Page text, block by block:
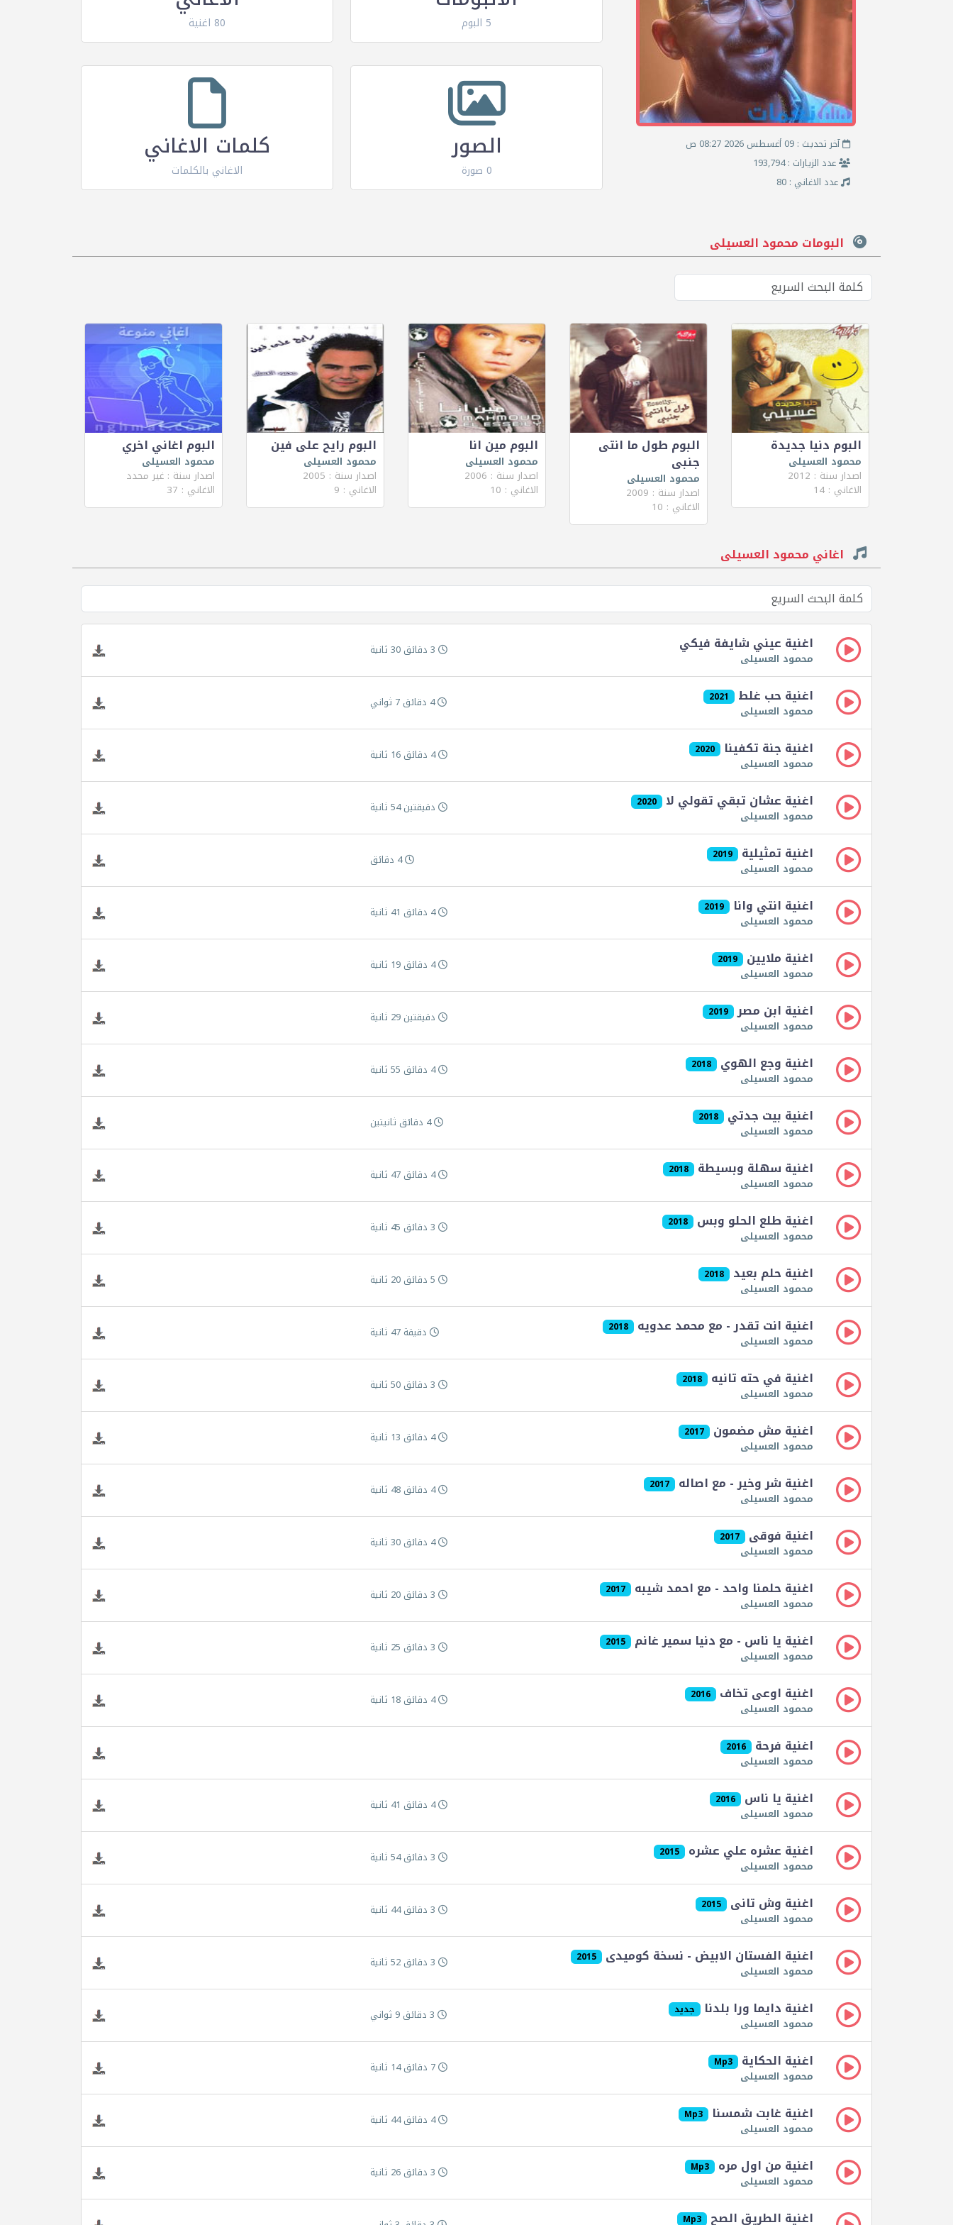
آخر تحديث : 09 أغسطس 2026 08:27 ص
عدد الزيارات : 193,794
عدد الاغاني : 80
5 البوم 80 اغنية
الصور
0 صورة
كلمات الاغاني
الاغاني بالكلمات
البومات محمود العسيلى
البوم دنيا جديدة
محمود العسيلى
اصدار سنة : 2012
الاغاني : 14
البوم طول ما انتى
جنبى
محمود العسيلى
اصدار سنة : 2009
الاغاني : 10
البوم مين انا
محمود العسيلى
اصدار سنة : 2006
الاغاني : 10
البوم رايح على فين
محمود العسيلى
اصدار سنة : 2005
الاغاني : 9
البوم اغاني اخري
محمود العسيلى
اصدار سنة : غير محدد
الاغاني : 37
اغاني محمود العسيلى
اغنية عيني شايفة فيكي
محمود العسيلى
اغنية حب غلط 2021
محمود العسيلى 4 دقائق 7 ثواني
اغنية جنة تكفينا 2020
محمود العسيلى 4 دقائق 16 ثانية
اغنية عشان تبقي تقولي لا 2020
محمود العسيلى دقيقتين 54 ثانية
اغنية تمثيلية 2019
محمود العسيلى 4 دقائق
اغنية انتي وانا 2019
محمود العسيلى 4 دقائق 41 ثانية
اغنية ملايين 2019
محمود العسيلى 4 دقائق 19 ثانية
اغنية ابن مصر 2019
محمود العسيلى دقيقتين 29 ثانية
اغنية وجع الهوي 2018
محمود العسيلى 4 دقائق 55 ثانية
اغنية بيت جدتي 2018
محمود العسيلى 4 دقائق ثانيتين
اغنية سهلة وبسيطة 2018
محمود العسيلى 4 دقائق 47 ثانية
اغنية طلع الحلو وبس 2018
محمود العسيلى
اغنية حلم بعيد 2018
محمود العسيلى
اغنية انت تقدر - مع محمد عدويه 2018
محمود العسيلى دقيقة 47 ثانية
اغنية في حته تانيه 2018
محمود العسيلى
اغنية مش مضمون 2017
محمود العسيلى 4 دقائق 13 ثانية
اغنية شر وخير - مع اصاله 2017
محمود العسيلى 4 دقائق 48 ثانية
اغنية فوقى 2017
محمود العسيلى 4 دقائق 30 ثانية
اغنية حلمنا واحد - مع احمد شيبه 2017
محمود العسيلى
اغنية يا ناس - مع دنيا سمير غانم 2015
محمود العسيلى
اغنية اوعى تخاف 2016
محمود العسيلى 4 دقائق 18 ثانية
اغنية فرحة 2016
محمود العسيلى
اغنية يا ناس 2016
محمود العسيلى 4 دقائق 41 ثانية
اغنية عشره علي عشره 2015
محمود العسيلى
اغنية وش تانى 2015
محمود العسيلى
اغنية الفستان الابيض - نسخة كوميدى 2015
محمود العسيلى
اغنية دايما ورا بلدنا جديد
محمود العسيلى
اغنية الحكاية Mp3
محمود العسيلى 7 دقائق 14 ثانية
اغنية غابت شمسنا Mp3
محمود العسيلى 4 دقائق 44 ثانية
اغنية من اول مره Mp3
محمود العسيلى
اغنية الطريق الصح Mp3